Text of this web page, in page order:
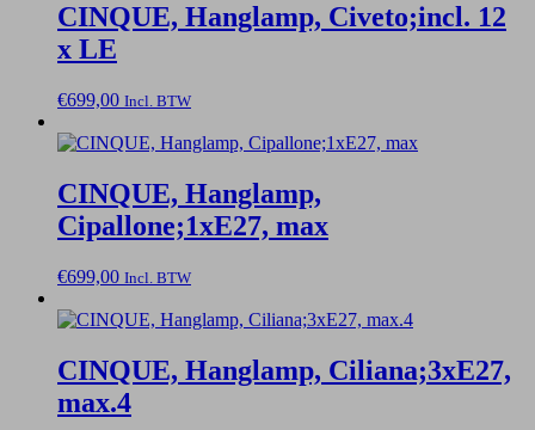
CINQUE, Hanglamp, Civeto;incl. 12
x LE
€699,00 Incl. BTW
CINQUE, Hanglamp,
Cipallone;1xE27, max
€699,00 Incl. BTW
CINQUE, Hanglamp, Ciliana;3xE27,
max.4